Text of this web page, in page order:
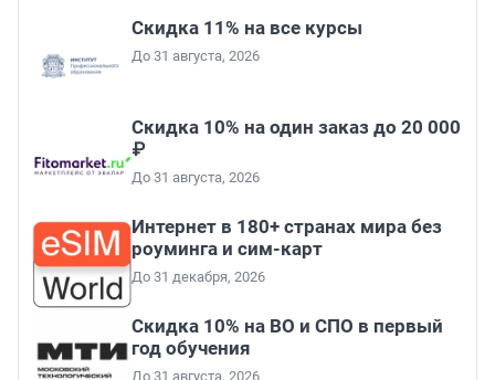
Скидка 11% на все курсы
До 31 августа, 2026
Скидка 10% на один заказ до 20 000
₽
До 31 августа, 2026
Интернет в 180+ странах мира без
роуминга и сим-карт
До 31 декабря, 2026
Скидка 10% на ВО и СПО в первый
год обучения
До 31 августа, 2026